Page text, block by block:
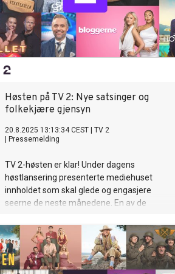
Høsten på TV 2: Nye satsinger og
folkekjære gjensyn
20.8.2025 13:13:34 CEST
TV 2
Pressemelding
TV 2-høsten er klar! Under dagens
høstlansering presenterte mediehuset
innholdet som skal glede og engasjere
seerne de neste månedene. En av de
«Hotellet», hvor deltakerlista ble avslørt i
dag – med navn som Oskar Westerlin,
Anne B. Ragde, Emilie Nereng og
Alexandra Joner. Og vi fikk svaret på hva